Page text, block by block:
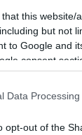
that this
but not
to Google and
consent
Data
opt-out of the
του
ομάδας